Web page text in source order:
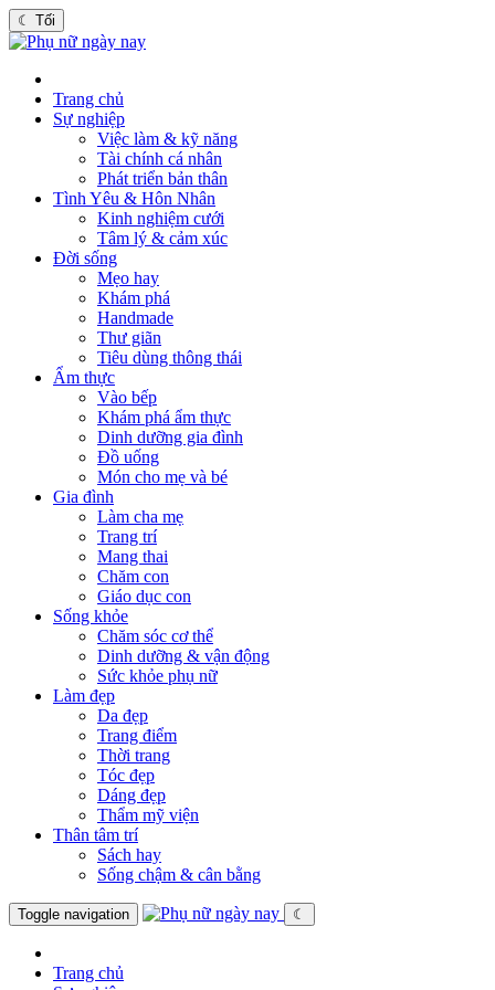
☾ Tối
Trang chủ
Sự nghiệp
Việc làm & kỹ năng
Tài chính cá nhân
Phát triển bản thân
Tình Yêu & Hôn Nhân
Kinh nghiệm cưới
Tâm lý & cảm xúc
Đời sống
Mẹo hay
Khám phá
Handmade
Thư giãn
Tiêu dùng thông thái
Ẩm thực
Vào bếp
Khám phá ẩm thực
Dinh dưỡng gia đình
Đồ uống
Món cho mẹ và bé
Gia đình
Làm cha mẹ
Trang trí
Mang thai
Chăm con
Giáo dục con
Sống khỏe
Chăm sóc cơ thể
Dinh dưỡng & vận động
Sức khỏe phụ nữ
Làm đẹp
Da đẹp
Trang điểm
Thời trang
Tóc đẹp
Dáng đẹp
Thẩm mỹ viện
Thân tâm trí
Sách hay
Sống chậm & cân bằng
Toggle navigation ☾
Trang chủ